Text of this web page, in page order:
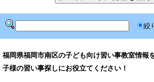
絞
福岡県福岡市南区の子ども向け習い事教室情報
子様の習い事探しにお役立てください！